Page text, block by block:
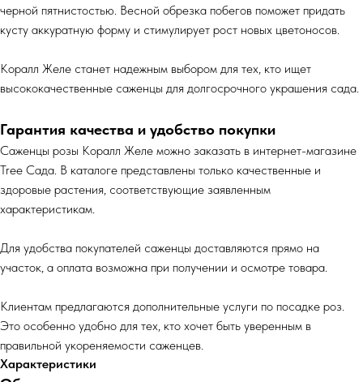
черной пятнистостью. Весной обрезка побегов поможет придать
кусту аккуратную форму и стимулирует рост новых цветоносов.
Коралл Желе станет надежным выбором для тех, кто ищет
высококачественные саженцы для долгосрочного украшения сада.
Гарантия качества и удобство покупки
Саженцы розы Коралл Желе можно заказать в интернет-магазине
Tree Сада. В каталоге представлены только качественные и
здоровые растения, соответствующие заявленным
характеристикам.
Для удобства покупателей саженцы доставляются прямо на
участок, а оплата возможна при получении и осмотре товара.
Клиентам предлагаются дополнительные услуги по посадке роз.
Это особенно удобно для тех, кто хочет быть уверенным в
правильной укореняемости саженцев.
Характеристики